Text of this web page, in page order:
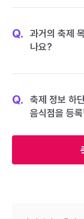
Q.
과거의 축제
나요?
Q.
축제 정보 하
음식점을 등